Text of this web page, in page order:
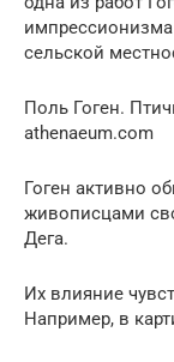
сельской
Поль Гоген.
athenaeum.com
Гоген активно
живописцами
Дега.
Их влияние
Например, в